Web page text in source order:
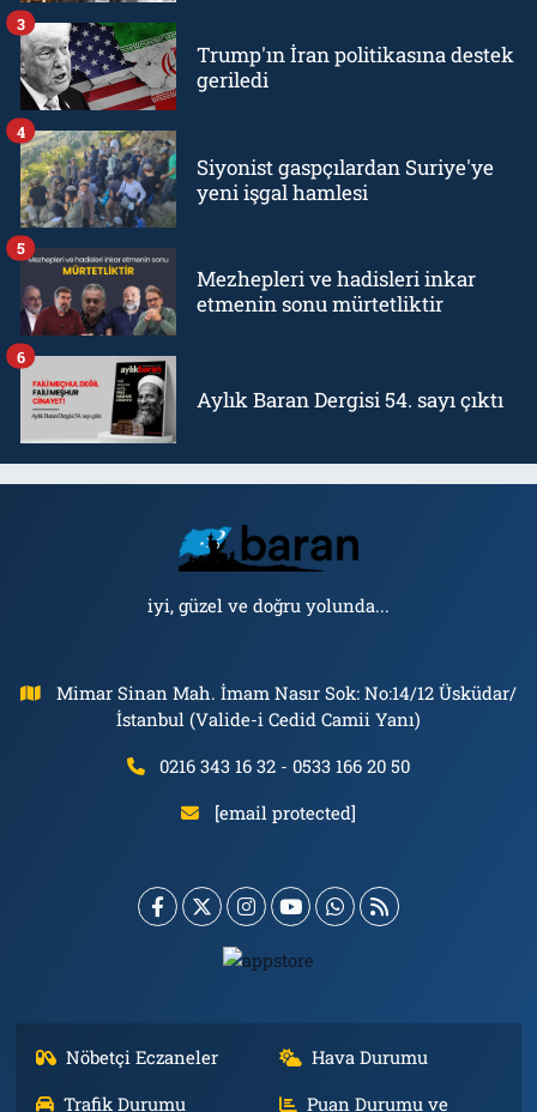
Trump'ın İran politikasına destek
geriledi
3
Siyonist gaspçılardan Suriye'ye
yeni işgal hamlesi
4
Mezhepleri ve hadisleri inkar
etmenin sonu mürtetliktir
5
Aylık Baran Dergisi 54. sayı çıktı
6
iyi, güzel ve doğru yolunda...
Mimar Sinan Mah. İmam Nasır Sok: No:14/12 Üsküdar/
İstanbul (Valide-i Cedid Camii Yanı)
0216 343 16 32 - 0533 166 20 50
[email protected]
Nöbetçi Eczaneler
Hava Durumu
Trafik Durumu
Puan Durumu ve